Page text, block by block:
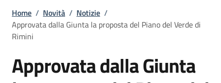
Briciole di pane
Home / Novità / Notizie /
Approvata dalla Giunta la proposta del Piano del Verde di
Rimini
Approvata dalla Giunta